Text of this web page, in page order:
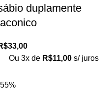
duplamente
33,00
Ou 3x de R$11,00 s/ juros